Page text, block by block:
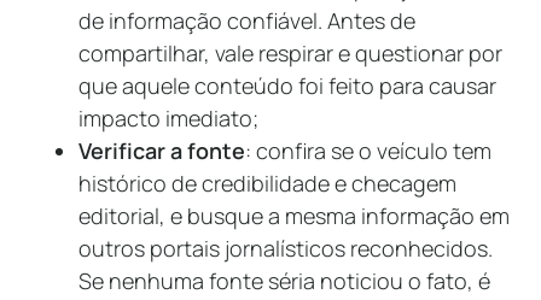
de informação confiável. Antes de
compartilhar, vale respirar e questionar por
que aquele conteúdo foi feito para causar
impacto imediato;
Verificar a fonte: confira se o veículo tem
histórico de credibilidade e checagem
editorial, e busque a mesma informação em
outros portais jornalísticos reconhecidos.
Se nenhuma fonte séria noticiou o fato, é